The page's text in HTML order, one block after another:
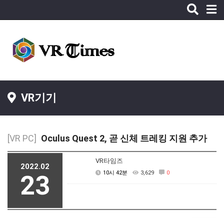
Toggle
VR기기
[VR PC] Oculus Quest 2, 곧 신체 트레킹 지원 추가
2022.02
23
VR타임즈
10시 42분 3,629 0